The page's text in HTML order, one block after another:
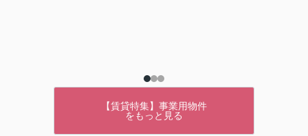
【賃貸特集】事業用物件
をもっと見る